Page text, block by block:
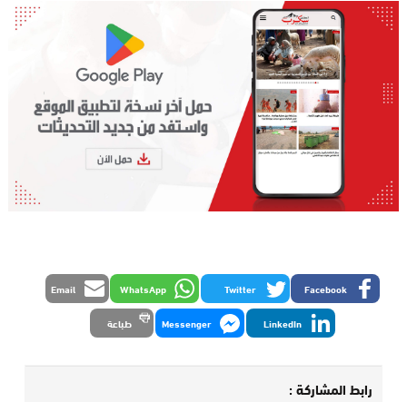
Facebook
Twitter
WhatsApp
Email
LinkedIn
Messenger طباعة
رابط المشاركة :